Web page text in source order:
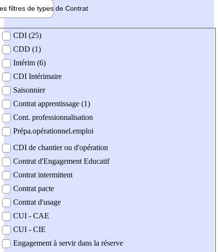
filtres de types de Contrat
contrat
CDI (25)
CDD (1)
Intérim (6)
CDI Intérimaire
Saisonnier
Contrat apprentissage (1)
Cont. professionnalisation
Prépa.opérationnel.emploi
CDI de chantier ou d'opération
Contrat d'Engagement Educatif
Contrat intermittent
Contrat pacte
Contrat d'usage
CUI - CAE
CUI - CIE
Engagement à servir dans la réserve